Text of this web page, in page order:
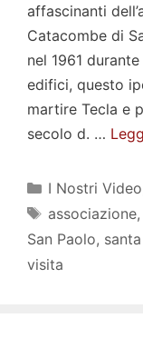
affascinanti
Catacombe di
nel 1961
edifici, questo
martire Tecla e
secolo d. …
Categorie
I Nostri Video
Tag
associazione,
San Paolo,
visita